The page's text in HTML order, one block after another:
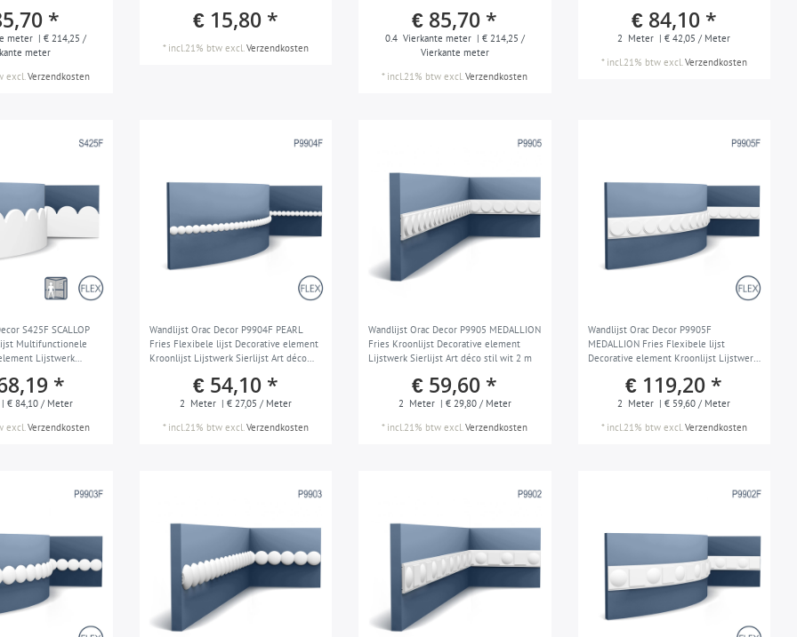
*
meter | € 214,25 /
meter
excl.Verzendkosten
€ 15,80 *
* incl.21% btw excl.Verzendkosten
€ 85,70 *
0.4 Vierkante meter | € 214,25 /
Vierkante meter
* incl.21% btw excl.Verzendkosten
€ 84,10 *
2 Meter | € 42,05 / Meter
* incl.21% btwexcl.Verzendkosten
S425F SCALLOP
Multifunctionele
Lijstwerk
*
| € 84,10 / Meter
excl. Verzendkosten
Wandlijst Orac Decor P9904F PEARL
Fries Flexibele lijst Decorative element
Kroonlijst Lijstwerk Sierlijst Art déco
€ 54,10 *
2 Meter | € 27,05 / Meter
* incl.21% btw excl.Verzendkosten
Wandlijst Orac Decor P9905 MEDALLION
Fries Kroonlijst Decorative element
Lijstwerk Sierlijst Art déco stil wit 2 m
€ 59,60 *
2 Meter | € 29,80 / Meter
* incl.21% btw excl.Verzendkosten
Wandlijst Orac Decor P9905F
MEDALLION Fries Flexibele lijst
Decorative element Kroonlijst Lijstwerk
€ 119,20 *
2 Meter | € 59,60 / Meter
* incl.21% btwexcl. Verzendkosten